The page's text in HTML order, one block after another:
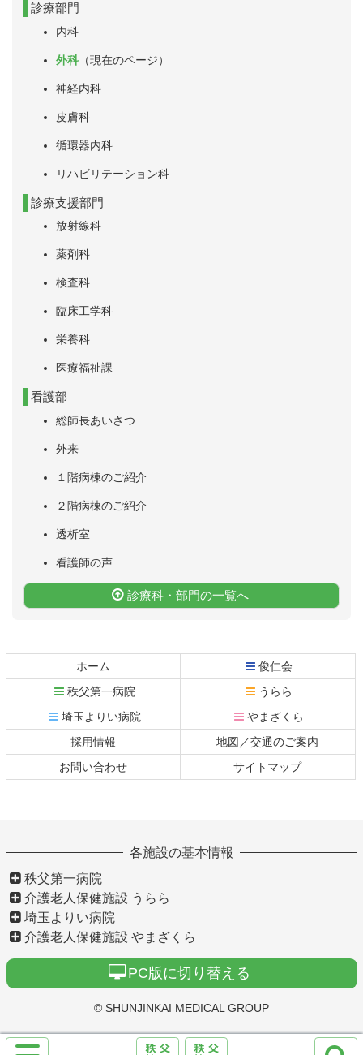
診療部門
内科
外科 （現在のページ）
神経内科
皮膚科
循環器内科
リハビリテーション科
診療支援部門
放射線科
薬剤科
検査科
臨床工学科
栄養科
医療福祉課
看護部
総師長あいさつ
外来
１階病棟のご紹介
２階病棟のご紹介
透析室
看護師の声
診療科・部門の一覧へ
ン
文
頭
の
へ
ホーム
俊仁会
秩父第一病院
うらら
埼玉よりい病院
やまざくら
採用情報
地図／交通のご案内
お問い合わせ
サイトマップ
各施設の基本情報
秩父第一病院
介護老人保健施設 うらら
埼玉よりい病院
介護老人保健施設 やまざくら
PC版に切り替える
© SHUNJINKAI MEDICAL GROUP
サ